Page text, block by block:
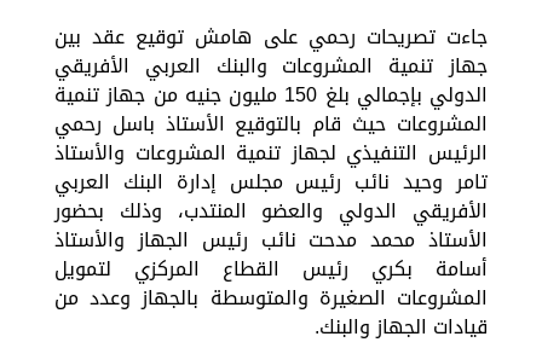
جاءت تصريحات رحمي على هامش توقيع عقد بين
جهاز تنمية المشروعات والبنك العربي الأفريقي
الدولي بإجمالي بلغ 150 مليون جنيه من جهاز تنمية
المشروعات حيث قام بالتوقيع الأستاذ باسل رحمي
الرئيس التنفيذي لجهاز تنمية المشروعات والأستاذ
تامر وحيد نائب رئيس مجلس إدارة البنك العربي
الأفريقي الدولي والعضو المنتدب، وذلك بحضور
الأستاذ محمد مدحت نائب رئيس الجهاز والأستاذ
أسامة بكري رئيس القطاع المركزي لتمويل
المشروعات الصغيرة والمتوسطة بالجهاز وعدد من
قيادات الجهاز والبنك.